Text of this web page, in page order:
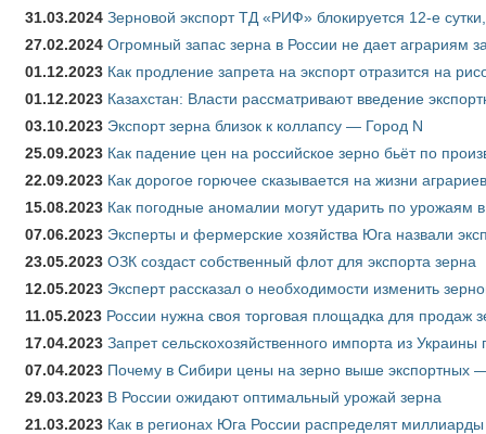
31.03.2024 Зерновой экспорт ТД «РИФ» блокируется 12-е
27.02.2024 Огромный запас зерна в России не дает аграриям
01.12.2023 Как продление запрета на экспорт отразится на
01.12.2023 Казахстан: Власти рассматривают введение
03.10.2023 Экспорт зерна близок к коллапсу — Город N
25.09.2023 Как падение цен на российское зерно бьёт по
22.09.2023 Как дорогое горючее сказывается на жизни аграриев
15.08.2023 Как погодные аномалии могут ударить по урожаям
07.06.2023 Эксперты и фермерские хозяйства Юга назвали
23.05.2023 ОЗК создаст собственный флот для экспорта зерна
12.05.2023 Эксперт рассказал о необходимости изменить
11.05.2023 России нужна своя торговая площадка для продаж
17.04.2023 Запрет сельскохозяйственного импорта из
07.04.2023 Почему в Сибири цены на зерно выше экспортных
29.03.2023 В России ожидают оптимальный урожай зерна
21.03.2023 Как в регионах Юга России распределят